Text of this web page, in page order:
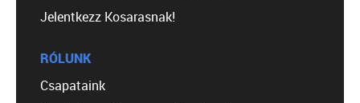
Jelentkezz Kosarasnak!
RÓLUNK
Csapataink